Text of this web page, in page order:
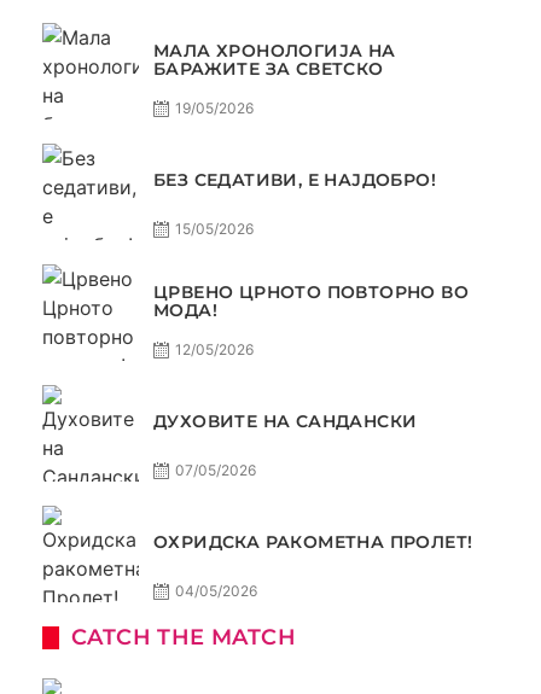
МАЛА ХРОНОЛОГИЈА НА
БАРАЖИТЕ ЗА СВЕТСКО
19/05/2026
БЕЗ СЕДАТИВИ, Е НАЈДОБРО!
15/05/2026
ЦРВЕНО ЦРНОТО ПОВТОРНО ВО
МОДА!
12/05/2026
ДУХОВИТЕ НА САНДАНСКИ
07/05/2026
ОХРИДСКА РАКОМЕТНА ПРОЛЕТ!
04/05/2026
CATCH THE MATCH